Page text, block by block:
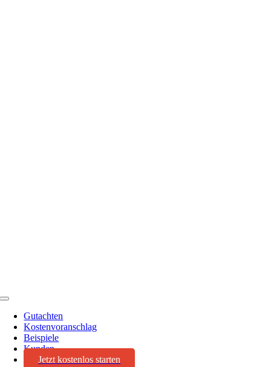
Toggle
NavigationGutachten
Kostenvoranschlag
Beispiele
Kunden
Jetzt kostenlos starten